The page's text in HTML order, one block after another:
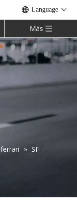
Language
Más
ferrari » SF